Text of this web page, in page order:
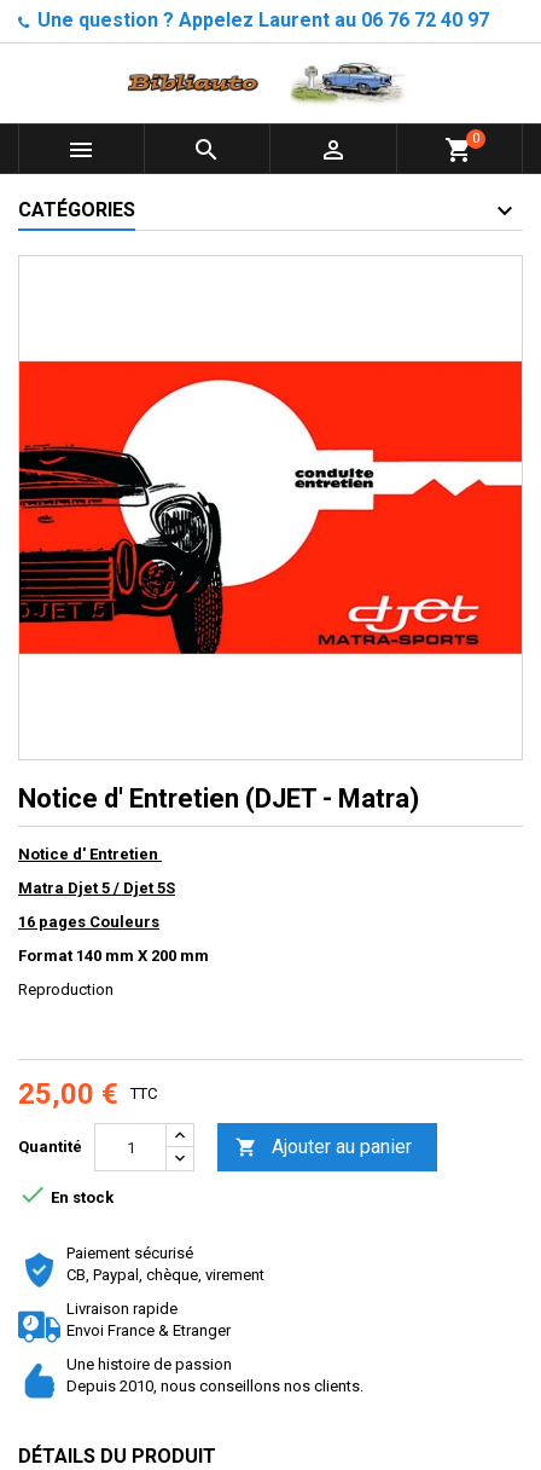
Une question ? Appelez Laurent au 06 76 72 40 97
   shopping_cart0
CATÉGORIES
Notice d' Entretien (DJET - Matra)
Notice d' Entretien
Matra Djet 5 / Djet 5S
16 pages Couleurs
Format 140 mm X 200 mm
Reproduction
25,00 € TTC
Quantité  Ajouter au panier
 En stock
Paiement sécurisé
CB, Paypal, chèque, virement
Livraison rapide
Envoi France & Etranger
Une histoire de passion
Depuis 2010, nous conseillons nos clients.
DÉTAILS DU PRODUIT